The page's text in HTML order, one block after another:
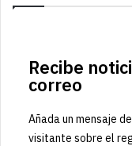
Recibe
correo
Añada un mensaje
visitante sobre el